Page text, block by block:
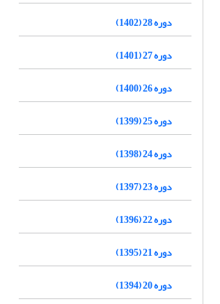
دوره 28 (1402)
دوره 27 (1401)
دوره 26 (1400)
دوره 25 (1399)
دوره 24 (1398)
دوره 23 (1397)
دوره 22 (1396)
دوره 21 (1395)
دوره 20 (1394)